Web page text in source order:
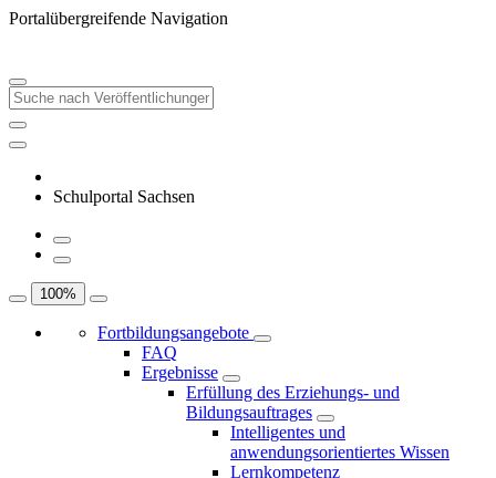
Portalübergreifende Navigation
Schulportal Sachsen
100%
Fortbildungsangebote
FAQ
Ergebnisse
Erfüllung des Erziehungs- und
Bildungsauftrages
Intelligentes und
anwendungsorientiertes Wissen
Lernkompetenz